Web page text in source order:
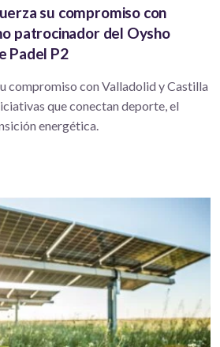
su compromiso con
patrocinador del Oysho
Padel P2
compromiso con Valladolid y Castilla
que conectan deporte, el
energética.